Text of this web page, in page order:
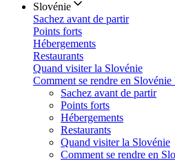
Slovénie
Sachez avant de partir
Points forts
Hébergements
Restaurants
Quand visiter la Slovénie
Comment se rendre en Slovénie
Sachez avant de partir
Points forts
Hébergements
Restaurants
Quand visiter la Slovénie
Comment se rendre en